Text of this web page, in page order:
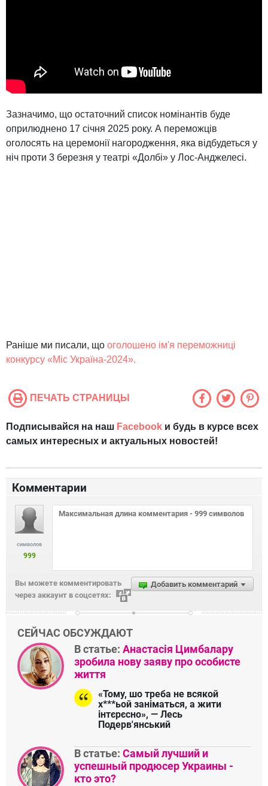
Зазначимо, що остаточний список номінантів буде
оприлюднено 17 січня 2025 року. А переможців
оголосять на церемонії нагородження, яка відбудеться у
ніч проти 3 березня у театрі «Долбі» у Лос-Анджелесі.
Раніше ми писали, що оголошено ім'я переможниці
конкурсу «Міс Україна-2024».
ПЕЧАТЬ СТРАНИЦЫ
Подписывайся на наш Facebook и будь в курсе всех
самых интересных и актуальных новостей!
Комментарии
символов
999
Добавить комментарий
Вы можете комментировать
через аккаунт в соцсетях:
СЕЙЧАС ОБСУЖДАЮТ
В статье: Анастасія Цимбалару
зробила нову заяву про особисте
життя
«Тому, шо треба не всякой
х***ьой заніматься, а жити
інтєрєсно», — Лесь
Подерв'янський
В статье: Самый лучший и
успешный продюсер Украины -
кто это?